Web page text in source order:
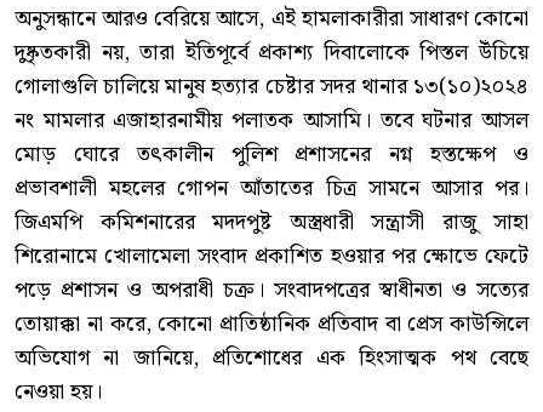
অনুসন্ধানে আরও বেরিয়ে আসে, এই হামলাকারীরা সাধারণ কোনো
দুষ্কৃতকারী নয়, তারা ইতিপূর্বে প্রকাশ্য দিবালোকে পিস্তল উঁচিয়ে
গোলাগুলি চালিয়ে মানুষ হত্যার চেষ্টার সদর থানার ১৩(১০)২০২৪
নং মামলার এজাহারনামীয় পলাতক আসামি। তবে ঘটনার আসল
মোড় ঘোরে তৎকালীন পুলিশ প্রশাসনের নগ্ন হস্তক্ষেপ ও
প্রভাবশালী মহলের গোপন আঁতাতের চিত্র সামনে আসার পর।
জিএমপি কমিশনারের মদদপুষ্ট অস্ত্রধারী সন্ত্রাসী রাজু সাহা
শিরোনামে খোলামেলা সংবাদ প্রকাশিত হওয়ার পর ক্ষোভে ফেটে
পড়ে প্রশাসন ও অপরাধী চক্র। সংবাদপত্রের স্বাধীনতা ও সত্যের
তোয়াক্কা না করে, কোনো প্রাতিষ্ঠানিক প্রতিবাদ বা প্রেস কাউন্সিলে
অভিযোগ না জানিয়ে, প্রতিশোধের এক হিংসাত্মক পথ বেছে
নেওয়া হয়।